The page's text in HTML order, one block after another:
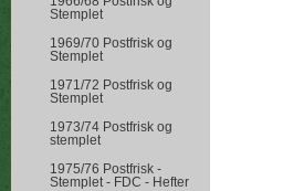
Stemplet
1969/70 Postfrisk og
Stemplet
1971/72 Postfrisk og
Stemplet
1973/74 Postfrisk og
stemplet
1975/76 Postfrisk -
Stemplet - FDC - Hefter